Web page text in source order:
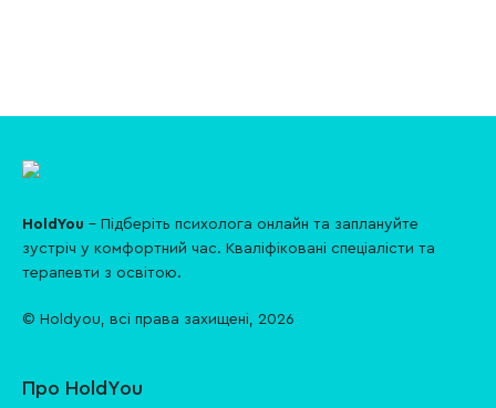
HoldYou - Підберіть психолога онлайн та заплануйте
зуcтріч у комфортний час. Кваліфіковані спеціалісти та
терапевти з освітою.
© Holdyou, всі права захищені, 2026
Про HoldYou